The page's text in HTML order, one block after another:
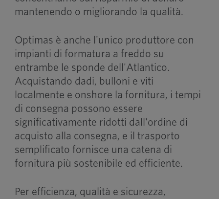
mantenendo o migliorando la qualità.
Optimas è anche l'unico produttore con
impianti di formatura a freddo su
entrambe le sponde dell'Atlantico.
Acquistando dadi, bulloni e viti
localmente e onshore la fornitura, i tempi
di consegna possono essere
significativamente ridotti dall'ordine di
acquisto alla consegna, e il trasporto
semplificato fornisce una catena di
fornitura più sostenibile ed efficiente.
Per efficienza, qualità e sicurezza,